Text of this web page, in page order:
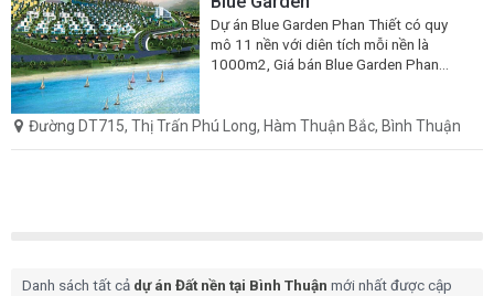
Dự án Blue Garden Phan Thiết có quy
mô 11 nền với diên tích mỗi nền là
1000m2, Giá bán Blue Garden Phan
Đường DT715, Thị Trấn Phú Long, Hàm Thuận Bắc, Bình Thuận
Danh sách tất cả dự án Đất nền tại Bình Thuận mới nhất được cập